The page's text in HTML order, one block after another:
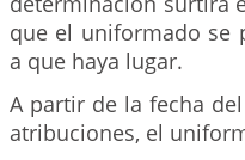
que el uniformado se
a que haya lugar.
A partir de la fecha
atribuciones, el